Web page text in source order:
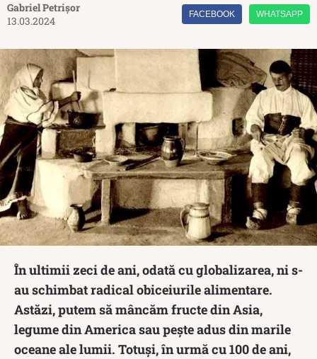
Gabriel Petrișor
13.03.2024
FACEBOOK WHATSAPP
În ultimii zeci de ani, odată cu globalizarea, ni s-
au schimbat radical obiceiurile alimentare.
Astăzi, putem să mâncăm fructe din Asia,
legume din America sau pește adus din marile
oceane ale lumii. Totuși, în urmă cu 100 de ani,